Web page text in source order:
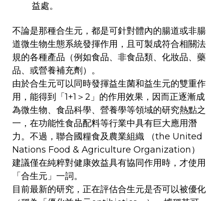
益處。
不論是那種合生元，都是可針對體內的腸道或非腸
道微生物生態系統發揮作用，且可製成符合相關法
規的各種產品（例如食品、非食品類、化妝品、藥
品、或營養補充劑）。
由於合生元可以同時發揮益生菌和益生元的雙重作
用，能得到「1+1＞2」的作用效果，因而正逐漸成
為微生物、食品科學、營養學等領域的研究熱點之
一，在功能性食品配料等行業中具有巨大應用潛
力。不過，聯合國糧食及農業組織 （the United
Nations Food & Agriculture Organization）
建議僅在純粹對健康效益具有協同作用時，才使用
「合生元」一詞。
目前最新的研究，正在評估合生元是否可以被優化